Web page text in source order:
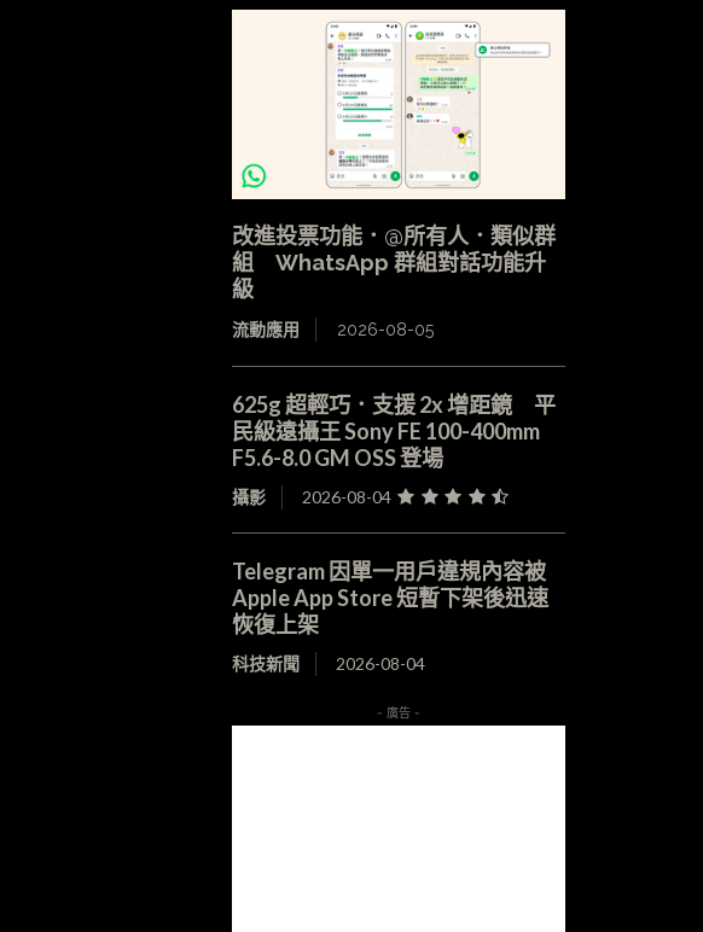
改進投票功能．@所有人．類似群
組 WhatsApp 群組對話功能升
級
流動應用 2026-08-05
625g 超輕巧．支援 2x 增距鏡 平
民級遠攝王 Sony FE 100-400mm
F5.6-8.0 GM OSS 登場
攝影 2026-08-04
Telegram 因單一用戶違規內容被
Apple App Store 短暫下架後迅速
恢復上架
科技新聞 2026-08-04
- 廣告 -